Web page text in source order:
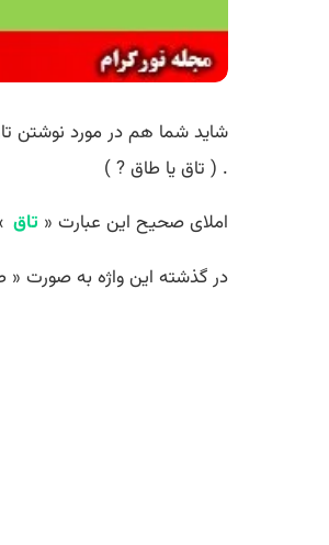
شاید شما هم در مورد نوشتن
. ( تاق یا طاق ? )
املای صحیح این عبارت « تاق
در گذشته این واژه به صورت «